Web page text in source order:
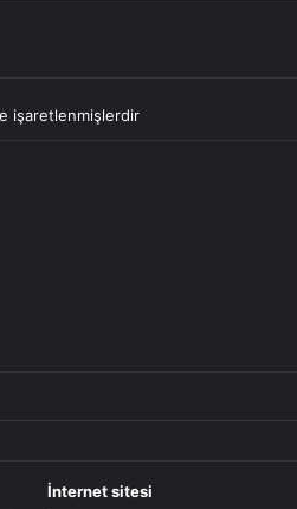
işaretlenmişlerdir
İnternet sitesi